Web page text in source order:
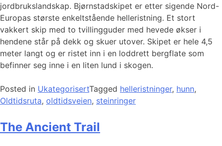
jordbrukslandskap. Bjørnstadskipet er etter sigende Nord-
Europas største enkeltstående helleristning. Et stort
vakkert skip med to tvillingguder med hevede økser i
hendene står på dekk og skuer utover. Skipet er hele 4,5
meter langt og er ristet inn i en loddrett bergflate som
befinner seg inne i en liten lund i skogen.
Posted in UkategorisertTagged helleristninger, hunn,
Oldtidsruta, oldtidsveien, steinringer
The Ancient Trail